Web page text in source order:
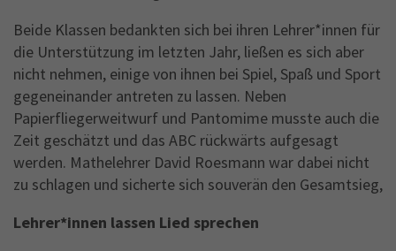
Beide Klassen bedankten sich bei ihren Lehrer*innen für
die Unterstützung im letzten Jahr, ließen es sich aber
nicht nehmen, einige von ihnen bei Spiel, Spaß und Sport
gegeneinander antreten zu lassen. Neben
Papierfliegerweitwurf und Pantomime musste auch die
Zeit geschätzt und das ABC rückwärts aufgesagt
werden. Mathelehrer David Roesmann war dabei nicht
zu schlagen und sicherte sich souverän den Gesamtsieg,
Lehrer*innen lassen Lied sprechen